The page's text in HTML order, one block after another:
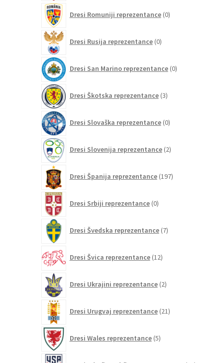
Dresi Romuniji reprezentance 0izdelkov
Dresi Rusija reprezentance 0izdelkov
Dresi San Marino reprezentance 0izdelkov
Dresi Škotska reprezentance 3izdelki
Dresi Slovaška reprezentance 0izdelkov
Dresi Slovenija reprezentance 2izdelka
Dresi Španija reprezentance 197izdelkov
Dresi Srbiji reprezentance 0izdelkov
Dresi Švedska reprezentance 7izdelkov
Dresi Švica reprezentance 12izdelkov
Dresi Ukrajini reprezentance 2izdelka
Dresi Urugvaj reprezentance 21izdelkov
Dresi Wales reprezentance 5izdelkov